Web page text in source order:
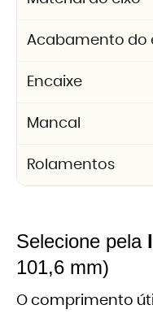
Acabamento do
Encaixe
Mancal
Rolamentos
Selecione pela
101,6 mm)
O comprimento